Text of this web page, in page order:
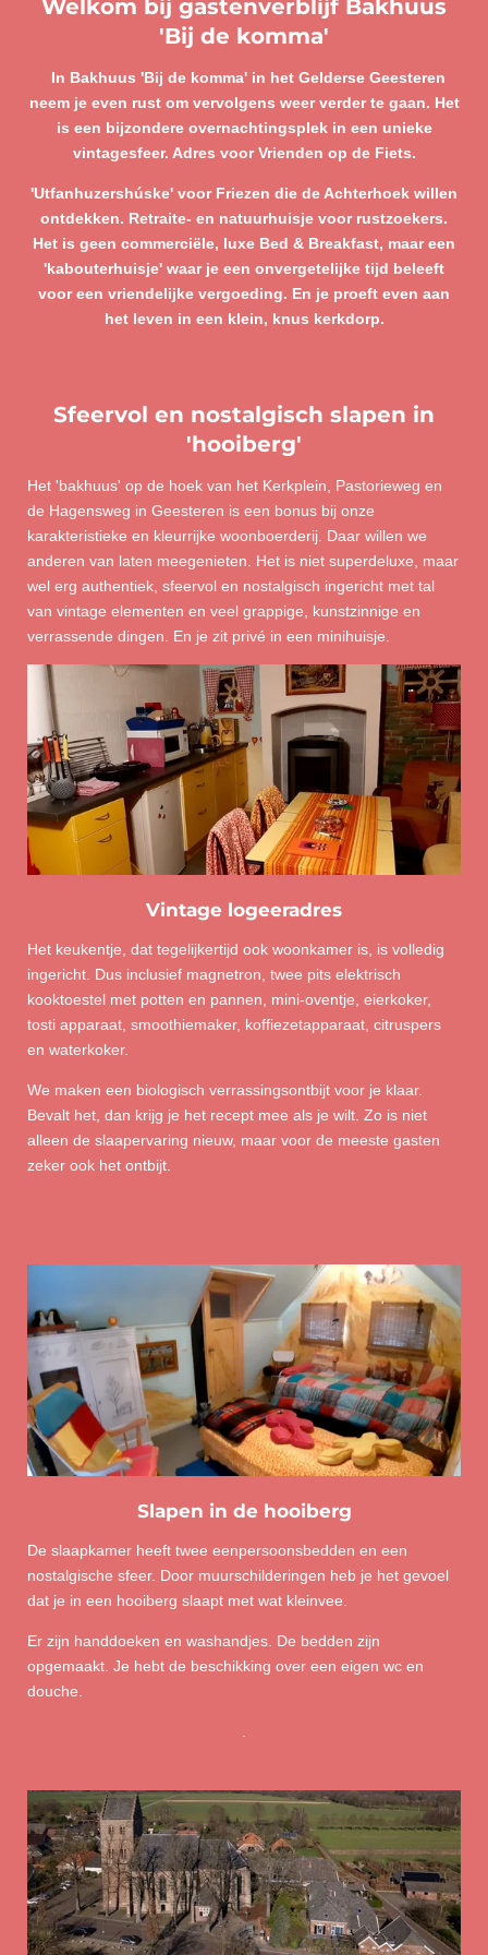
Welkom bij gastenverblijf Bakhuus
'Bij de komma'
In Bakhuus 'Bij de komma' in het Gelderse Geesteren
neem je even rust om vervolgens weer verder te gaan. Het
is een bijzondere overnachtingsplek in een unieke
vintagesfeer. Adres voor Vrienden op de Fiets.
'Utfanhuzershúske' voor Friezen die de Achterhoek willen
ontdekken. Retraite- en natuurhuisje voor rustzoekers.
Het is geen commerciële, luxe Bed & Breakfast, maar een
'kabouterhuisje' waar je een onvergetelijke tijd beleeft
voor een vriendelijke vergoeding. En je proeft even aan
het leven in een klein, knus kerkdorp.
Sfeervol en nostalgisch slapen in
'hooiberg'
Het 'bakhuus' op de hoek van het Kerkplein, Pastorieweg en
de Hagensweg in Geesteren is een bonus bij onze
karakteristieke en kleurrijke woonboerderij. Daar willen we
anderen van laten meegenieten. Het is niet superdeluxe, maar
wel erg authentiek, sfeervol en nostalgisch ingericht met tal
van vintage elementen en veel grappige, kunstzinnige en
verrassende dingen. En je zit privé in een minihuisje.
Vintage logeeradres
Het keukentje, dat tegelijkertijd ook woonkamer is, is volledig
ingericht. Dus inclusief magnetron, twee pits elektrisch
kooktoestel met potten en pannen, mini-oventje, eierkoker,
tosti apparaat, smoothiemaker, koffiezetapparaat, citruspers
en waterkoker.
We maken een biologisch verrassingsontbijt voor je klaar.
Bevalt het, dan krijg je het recept mee als je wilt. Zo is niet
alleen de slaapervaring nieuw, maar voor de meeste gasten
zeker ook het ontbijt.
Slapen in de hooiberg
De slaapkamer heeft twee eenpersoonsbedden en een
nostalgische sfeer. Door muurschilderingen heb je het gevoel
dat je in een hooiberg slaapt met wat kleinvee.
Er zijn handdoeken en washandjes. De bedden zijn
opgemaakt. Je hebt de beschikking over een eigen wc en
douche.